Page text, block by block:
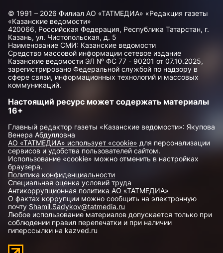
© 1991 – 2026 Филиал АО «ТАТМЕДИА» «Редакция газеты
«Казанские ведомости»
420066, Российская Федерация, Республика Татарстан, г.
Казань, ул. Чистопольская, д. 5
Наименование СМИ: Казанские ведомости
Средство массовой информации сетевое издание
Казанские ведомости ЭЛ № ФС 77 - 90201 от 07.10.2025,
зарегистрировано Федеральной службой по надзору в
сфере связи, информационных технологий и массовых
коммуникаций.
Настоящий ресурс может содержать материалы
16+
Главный редактор газеты «Казанские ведомости»: Якупова
Венера Абдулловна
АО «ТАТМЕДИА» использует «cookie» для персонализации
сервисов и удобства пользователей сайтом.
Использование «cookie» можно отменить в настройках
браузера.
Политика конфиденциальности
Специальная оценка условий труда
Антикоррупционная политика АО «ТАТМЕДИА»
О фактах коррупции можно сообщить на электронную
почту Shamil.Sadykov@tatmedia.ru
Любое использование материалов допускается только при
соблюдении правил перепечатки и при наличии
гиперссылки на kazved.ru